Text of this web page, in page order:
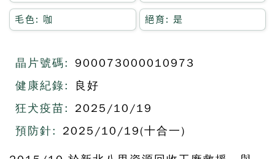
毛色: 咖 絕育: 是
晶片號碼: 900073000010973
健康紀錄:
良好
狂犬疫苗:
2025/10/19
預防針:
2025/10/19(十合一)